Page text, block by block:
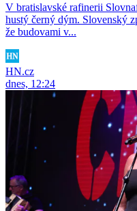
V bratislavské rafinerii
hustý černý dým. Slovenský
že budovami v...
HN.cz
dnes, 12:24